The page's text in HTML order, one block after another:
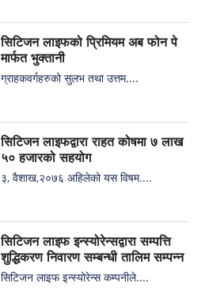
सिटिजन लाइफको प्रिमियम अब फोन पे
मार्फत भुक्तानी
ग्राहकवर्गहरुको सुलभ तथा उत्तम....
सिटिजन लाइफद्वारा राहत कोषमा ७ लाख
५० हजारको सहयोग
३, वैशाख,२०७६ अहिलेको यस विषम....
सिटिजन लाइफ इन्स्योरेन्सद्वारा सम्पत्ति
शुद्धिकरण निवारण सम्बन्धी तालिम सम्पन्न
सिटिजन लाइफ इन्स्योरेन्स कम्पनीले....